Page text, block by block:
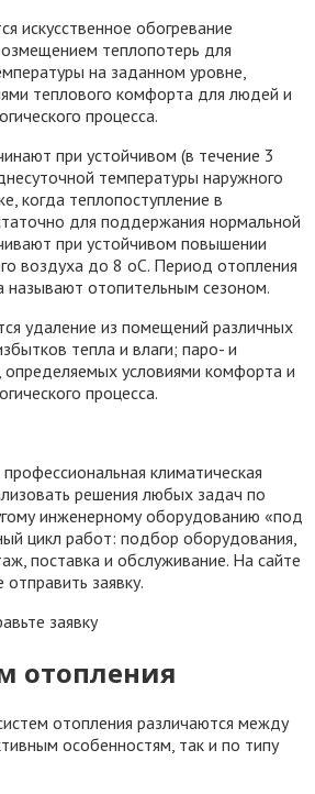
искусственное обогревание
теплопотерь для
на заданном уровне,
теплового комфорта для людей и
процесса.
при устойчивом (в течение 3
температуры наружного
когда теплопоступление в
для поддержания нормальной
при устойчивом повышении
воздуха до 8 оС. Период отопления
называют отопительным сезоном.
удаление из помещений различных
тепла и влаги; паро- и
определяемых условиями комфорта и
процесса.
климатическая
решения любых задач по
инженерному оборудованию «под
цикл работ: подбор оборудования,
поставка и обслуживание. На сайте
заявку.
заявку
отопления
отопления различаются между
особенностям, так и по типу